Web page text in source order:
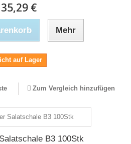
35,29 €
Mehr
auf Lager
Zum Vergleich hinzufügen
B3 100Stk